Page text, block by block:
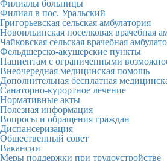
Филиалы больницы
Филиал в пос. Уральский
Григорьевская сельская амбулатория
Новоильинская поселковая врачебная
Чайковская сельская врачебная
Фельдшерско-акушерские пункты
Пациентам с ограниченными
Внеочередная медицинская помощь
Дополнительная бесплатная
Санаторно-курортное лечение
Нормативные акты
Полезная информация
Вопросы и обращения граждан
Диспансеризация
Общественный совет
Вакансии
Меры поддержки при трудоустройстве